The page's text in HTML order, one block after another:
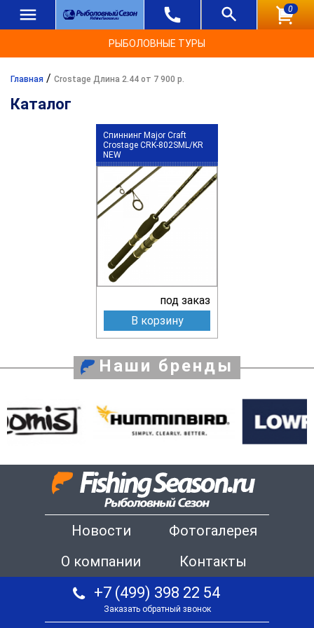
0
РЫБОЛОВНЫЕ ТУРЫ
Главная / Crostage Длина 2.44 от 7 900 р.
Каталог
Спиннинг Major Craft
Crostage CRK-802SML/KR
NEW
под заказ
В корзину
Наши бренды
Новости
Фотогалерея
О компании
Контакты
+7 (499) 398 22 54
Заказать обратный звонок